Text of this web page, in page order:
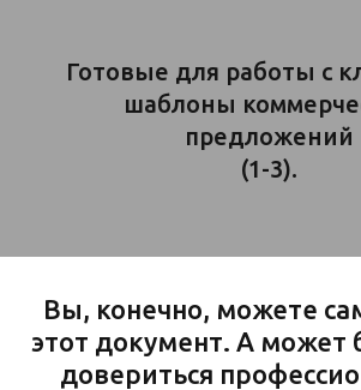
Готовые для работы с
шаблоны
предложений
(1-3).
Вы, конечно, можете
этот документ. А может
довериться